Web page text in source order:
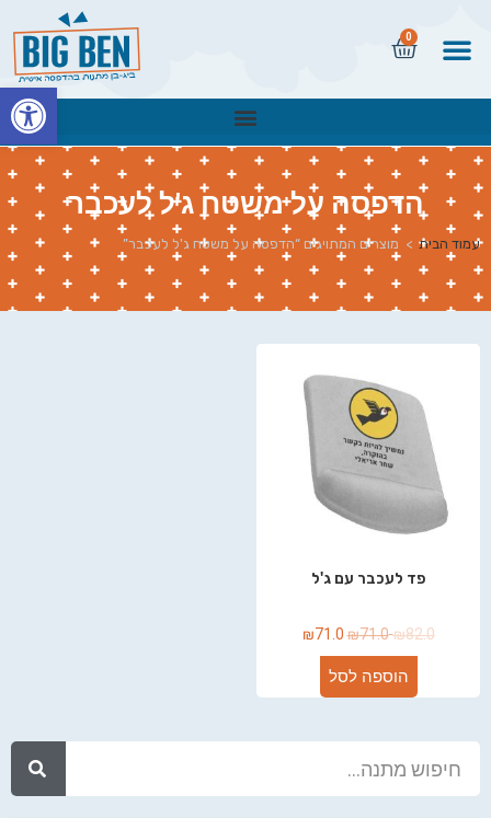
0
הדפסה על משטח ג'ל לעכבר
עמוד הבית > מוצרים המתויגים “הדפסה על משטח ג'ל לעכבר”
פד לעכבר עם ג'ל
₪82.0
₪71.0
₪71.0
הוספה לסל